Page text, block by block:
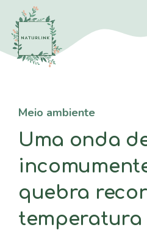
Saltar
para
conteúdo
Meio ambiente
Uma onda
quebra
temperatura